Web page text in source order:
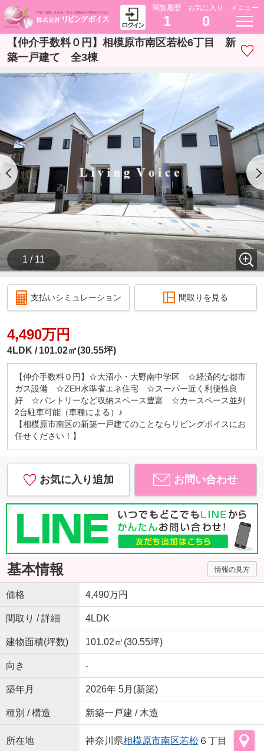
閲覧履歴
1
お気に入り
0
メニュー
【仲介手数料０円】相模原市南区若松6丁目 新
築一戸建て 全3棟
1 / 11
支払いシミュレーション 間取りを見る
4,490万円
4LDK 101.02㎡(30.55坪)
【仲介手数料０円】☆大沼小・大野南中学区 ☆経済的な都市
ガス設備 ☆ZEH水準省エネ住宅 ☆スーパー近く利便性良
好 ☆パントリーなど収納スペース豊富 ☆カースペース並列
2台駐車可能（車種による）♪
【相模原市南区の新築一戸建てのことならリビングボイスにお
任せください！】
お気に入り追加 お問い合わせ
基本情報 情報の見方
価格 4,490万円
間取り / 詳細 4LDK
建物面積(坪数) 101.02㎡(30.55坪)
向き -
築年月 2026年 5月(新築)
種別 / 構造 新築一戸建 / 木造
所在地 神奈川県相模原市南区若松６丁目